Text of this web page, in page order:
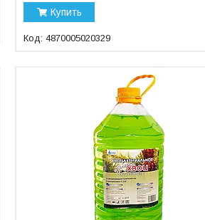
Купить
4870005020329